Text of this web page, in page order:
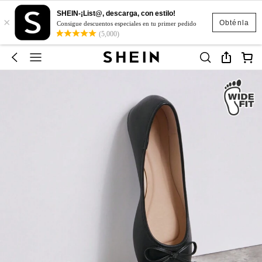
Obténla
×
SHEIN-¡List@, descarga, con estilo!
Consigue descuentos especiales en tu primer pedido
(5,000)